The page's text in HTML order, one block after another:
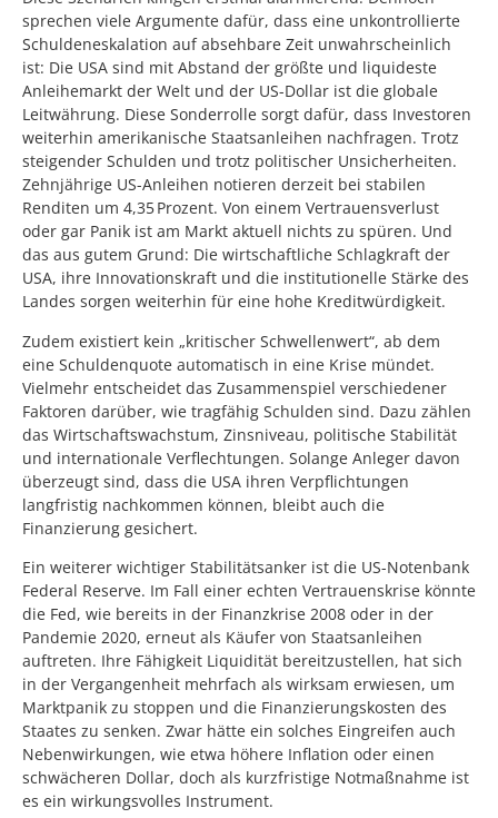
sprechen viele Argumente dafür, dass eine unkontrollierte
Schuldeneskalation auf absehbare Zeit unwahrscheinlich
ist: Die USA sind mit Abstand der größte und liquideste
Anleihemarkt der Welt und der US-Dollar ist die globale
Leitwährung. Diese Sonderrolle sorgt dafür, dass Investoren
weiterhin amerikanische Staatsanleihen nachfragen. Trotz
steigender Schulden und trotz politischer Unsicherheiten.
Zehnjährige US-Anleihen notieren derzeit bei stabilen
Renditen um 4,35 Prozent. Von einem Vertrauensverlust
oder gar Panik ist am Markt aktuell nichts zu spüren. Und
das aus gutem Grund: Die wirtschaftliche Schlagkraft der
USA, ihre Innovationskraft und die institutionelle Stärke des
Landes sorgen weiterhin für eine hohe Kreditwürdigkeit.
Zudem existiert kein „kritischer Schwellenwert“, ab dem
eine Schuldenquote automatisch in eine Krise mündet.
Vielmehr entscheidet das Zusammenspiel verschiedener
Faktoren darüber, wie tragfähig Schulden sind. Dazu zählen
das Wirtschaftswachstum, Zinsniveau, politische Stabilität
und internationale Verflechtungen. Solange Anleger davon
überzeugt sind, dass die USA ihren Verpflichtungen
langfristig nachkommen können, bleibt auch die
Finanzierung gesichert.
Ein weiterer wichtiger Stabilitätsanker ist die US-Notenbank
Federal Reserve. Im Fall einer echten Vertrauenskrise könnte
die Fed, wie bereits in der Finanzkrise 2008 oder in der
Pandemie 2020, erneut als Käufer von Staatsanleihen
auftreten. Ihre Fähigkeit Liquidität bereitzustellen, hat sich
in der Vergangenheit mehrfach als wirksam erwiesen, um
Marktpanik zu stoppen und die Finanzierungskosten des
Staates zu senken. Zwar hätte ein solches Eingreifen auch
Nebenwirkungen, wie etwa höhere Inflation oder einen
schwächeren Dollar, doch als kurzfristige Notmaßnahme ist
es ein wirkungsvolles Instrument.